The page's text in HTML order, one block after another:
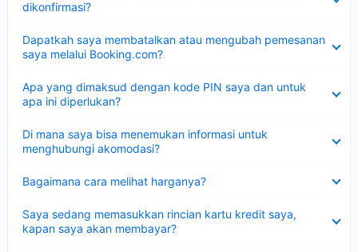
dikonfirmasi?
Dapatkah saya membatalkan atau mengubah pemesanan
saya melalui Booking.com?
Apa yang dimaksud dengan kode PIN saya dan untuk
apa ini diperlukan?
Di mana saya bisa menemukan informasi untuk
menghubungi akomodasi?
Bagaimana cara melihat harganya?
Saya sedang memasukkan rincian kartu kredit saya,
kapan saya akan membayar?